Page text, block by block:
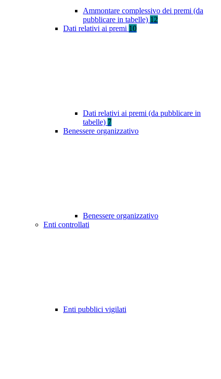
Ammontare complessivo dei premi (da
pubblicare in tabelle) 12
Dati relativi ai premi 10
Dati relativi ai premi (da pubblicare in
tabelle) 7
Benessere organizzativo
Benessere organizzativo
Enti controllati
Enti pubblici vigilati